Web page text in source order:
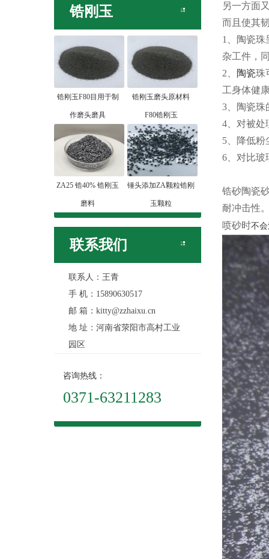
锆刚玉
锆刚玉F80目用于制
作磨头磨具
锆刚玉磨头原材料
F80锆刚玉
ZA25 锆40% 锆刚玉
磨料
锤头添加ZA颗粒锆刚
玉颗粒
联系我们
联系人：王青
手 机：15890630517
邮 箱：kitty@zzhaixu.cn
地 址：河南省荥阳市高村工业
园区
咨询热线：
0371-63211283
另一方面
而且使其
1、陶瓷珠
杂工件，
2、
陶瓷珠
工身体健
3、陶瓷珠
4、对被处
5、降低粉
6、对比玻
锆砂陶瓷
耐冲击性
喷砂时不